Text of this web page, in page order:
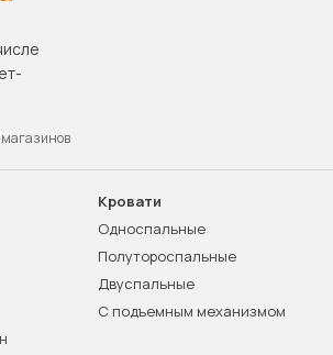
Кровати
Односпальные
Полутороспальные
Двуспальные
С подъемным механизмом